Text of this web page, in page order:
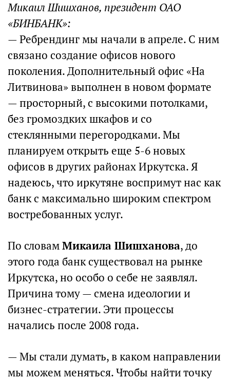
Микаил Шишханов, президент ОАО
«БИНБАНК»:
— Ребрендинг мы начали в апреле. С ним
связано создание офисов нового
поколения. Дополнительный офис «На
Литвинова» выполнен в новом формате
— просторный, с высокими потолками,
без громоздких шкафов и со
стеклянными перегородками. Мы
планируем открыть еще 5-6 новых
офисов в других районах Иркутска. Я
надеюсь, что иркутяне воспримут нас как
банк с максимально широким спектром
востребованных услуг.
По словамМикаила Шишханова, до
этого года банк существовал на рынке
Иркутска, но особо о себе не заявлял.
Причина тому — смена идеологии и
бизнес-стратегии. Эти процессы
начались после 2008 года.
— Мы стали думать, в каком направлении
мы можем меняться. Чтобы найти точку